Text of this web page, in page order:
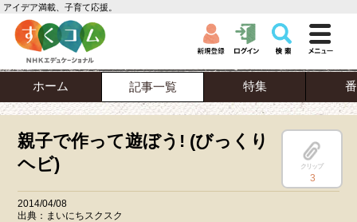
アイデア満載、子育て応援。
ホーム 記事一覧 特集
親子で作って遊ぼう! (びっくり
ヘビ)
クリップ
3
2014/04/08
出典：まいにちスクスク